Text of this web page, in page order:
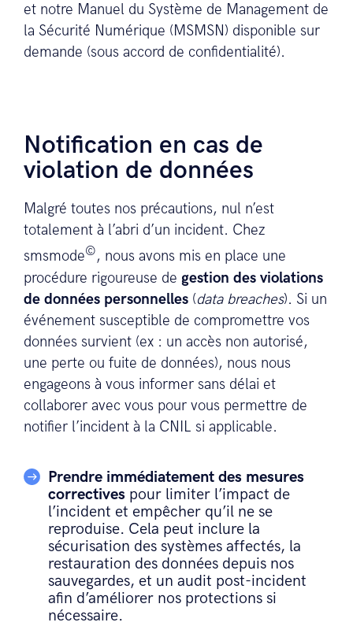
et notre Manuel du Système de Management de
la Sécurité Numérique (MSMSN) disponible sur
demande (sous accord de confidentialité).
Notification en cas de
violation de données
Malgré toutes nos précautions, nul n’est
totalement à l’abri d’un incident. Chez
smsmode©, nous avons mis en place une
procédure rigoureuse de gestion des violations
de données personnelles (data breaches). Si un
événement susceptible de compromettre vos
données survient (ex : un accès non autorisé,
une perte ou fuite de données), nous nous
engageons à vous informer sans délai et
collaborer avec vous pour vous permettre de
notifier l’incident à la CNIL si applicable.
Prendre immédiatement des mesures
correctives pour limiter l’impact de
l’incident et empêcher qu’il ne se
reproduise. Cela peut inclure la
sécurisation des systèmes affectés, la
restauration des données depuis nos
sauvegardes, et un audit post-incident
afin d’améliorer nos protections si
nécessaire.